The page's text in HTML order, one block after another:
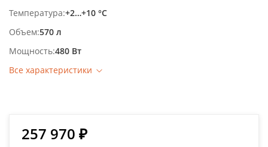
Температура +2…+10 °С
Объем 570 л
Мощность 480 Вт
Все характеристики
257 970 ₽